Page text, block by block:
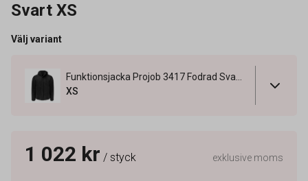
Svart XS
Välj variant
Funktionsjacka Projob 3417 Fodrad Svart XS
XS
1 022 kr / styck exklusive moms